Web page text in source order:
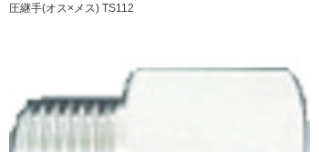
圧継手(オス×メス) TS112